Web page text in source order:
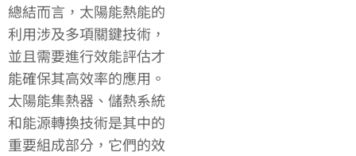
總結而言，太陽能熱能的
利用涉及多項關鍵技術，
並且需要進行效能評估才
能確保其高效率的應用。
太陽能集熱器、儲熱系統
和能源轉換技術是其中的
重要組成部分，它們的效